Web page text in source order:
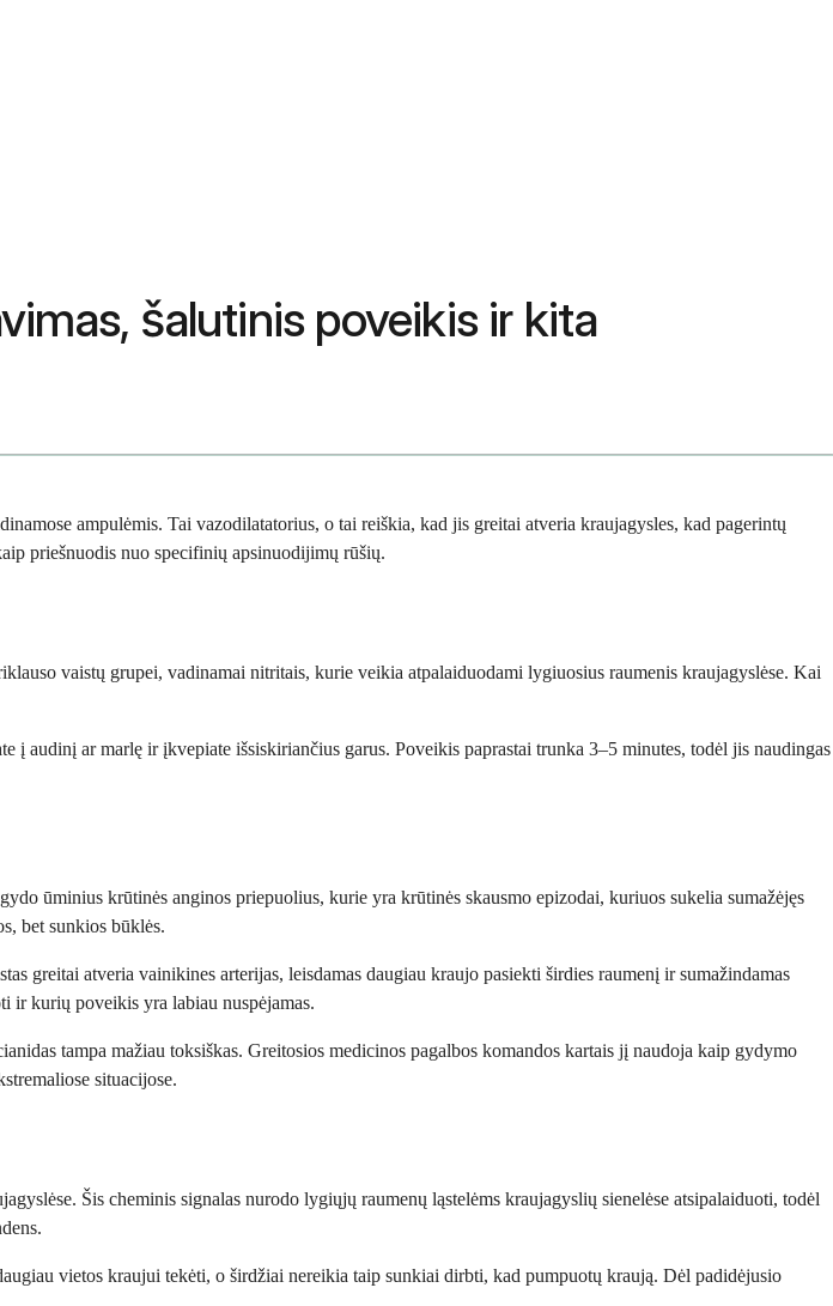
šalutinis poveikis ir kita
ampulėmis. Tai vazodilatatorius, o tai reiškia, kad jis greitai atveria kraujagysles, kad pagerintų
priešnuodis nuo specifinių apsinuodijimų rūšių.
vaistų grupei, vadinamai nitritais, kurie veikia atpalaiduodami lygiuosius raumenis kraujagyslėse. Kai
audinį ar marlę ir įkvepiate išsiskiriančius garus. Poveikis paprastai trunka 3–5 minutes, todėl jis naudingas
ūminius krūtinės anginos priepuolius, kurie yra krūtinės skausmo epizodai, kuriuos sukelia sumažėjęs
bet sunkios būklės.
greitai atveria vainikines arterijas, leisdamas daugiau kraujo pasiekti širdies raumenį ir sumažindamas
ir kurių poveikis yra labiau nuspėjamas.
tampa mažiau toksiškas. Greitosios medicinos pagalbos komandos kartais jį naudoja kaip gydymo
situacijose.
Šis cheminis signalas nurodo lygiųjų raumenų ląstelėms kraujagyslių sienelėse atsipalaiduoti, todėl
vietos kraujui tekėti, o širdžiai nereikia taip sunkiai dirbti, kad pumpuotų kraują. Dėl padidėjusio